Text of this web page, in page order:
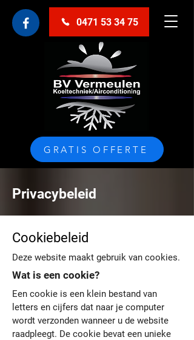
0471 53 34 75
GRATIS OFFERTE
Privacybeleid
Cookiebeleid
Deze website maakt gebruik van cookies.
Wat is een cookie?
Een cookie is een klein bestand van
letters en cijfers dat naar je computer
wordt verzonden wanneer u de website
raadpleegt. De cookie bevat een unieke